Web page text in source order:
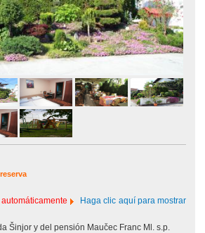
Haga clic aquí para mostrar
Šinjor y del pensión Maučec Franc Ml. s.p.